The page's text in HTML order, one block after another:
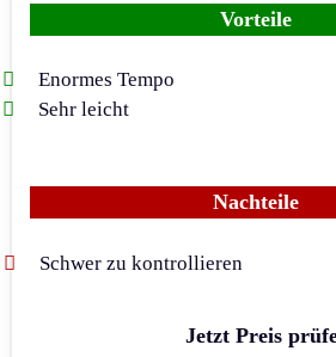
Vorteile
Enormes Tempo
Sehr leicht
Nachteile
Schwer zu kontrollieren
Jetzt Preis